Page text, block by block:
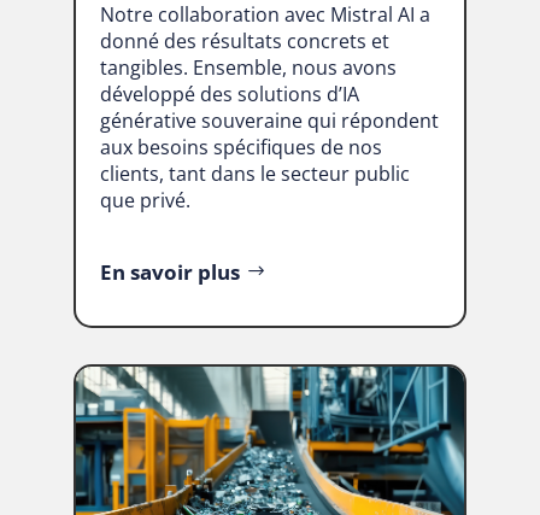
Notre collaboration avec Mistral AI a
donné des résultats concrets et
tangibles. Ensemble, nous avons
développé des solutions d’IA
générative souveraine qui répondent
aux besoins spécifiques de nos
clients, tant dans le secteur public
que privé.
En savoir plus